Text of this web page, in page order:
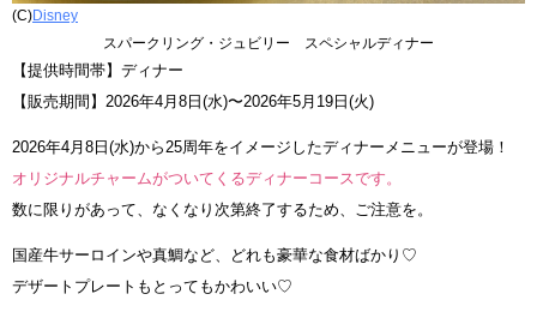
(C)Disney
スパークリング・ジュビリー スペシャルディナー
【提供時間帯】ディナー
【販売期間】2026年4月8日(水)〜2026年5月19日(火)
2026年4月8日(水)から25周年をイメージしたディナーメニューが登場！
オリジナルチャームがついてくるディナーコースです。
数に限りがあって、なくなり次第終了するため、ご注意を。
国産牛サーロインや真鯛など、どれも豪華な食材ばかり♡
デザートプレートもとってもかわいい♡